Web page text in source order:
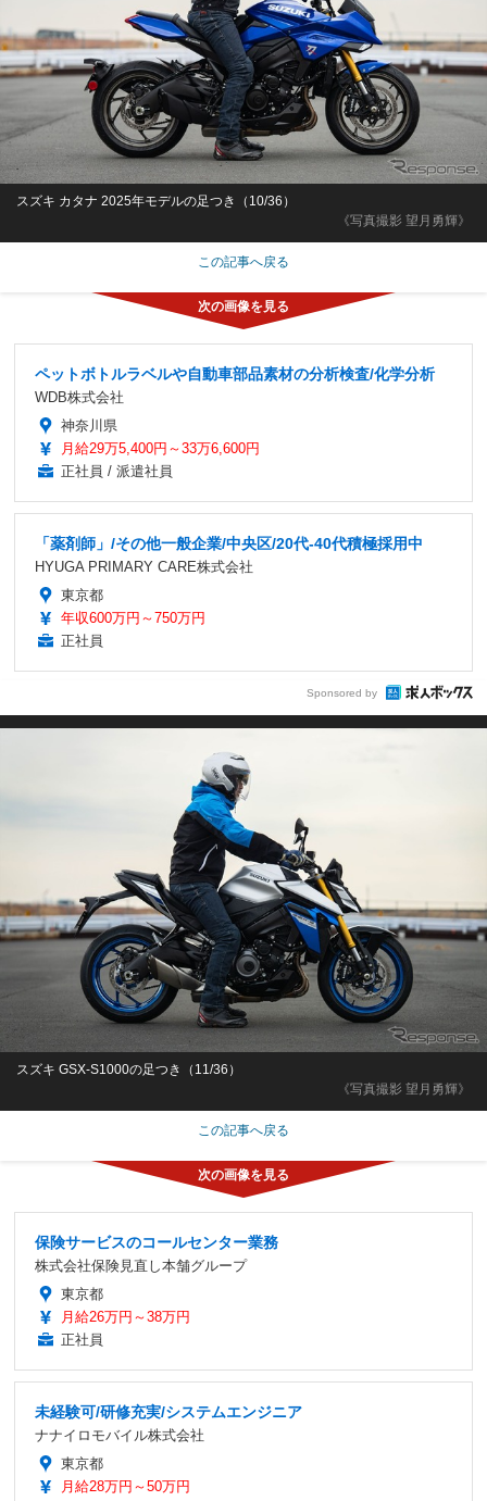
《写真撮影 望月勇輝》
スズキ カタナ 2025年モデルの足つき（10/36）
この記事へ戻る
ペットボトルラベルや自動車部品素材の分析検査/化学分析
WDB株式会社
神奈川県
月給29万5,400円～33万6,600円
正社員 / 派遣社員
「薬剤師」/その他一般企業/中央区/20代-40代積極採用中
HYUGA PRIMARY CARE株式会社
東京都
年収600万円～750万円
正社員
Sponsored by
《写真撮影 望月勇輝》
スズキ GSX-S1000の足つき（11/36）
この記事へ戻る
保険サービスのコールセンター業務
株式会社保険見直し本舗グループ
東京都
月給26万円～38万円
正社員
未経験可/研修充実/システムエンジニア
ナナイロモバイル株式会社
東京都
月給28万円～50万円